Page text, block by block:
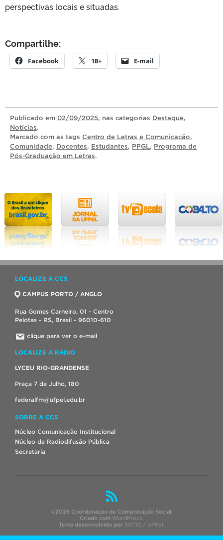
perspectivas locais e situadas.
Compartilhe:
Facebook 18+ E-mail
Publicado em 02/09/2025, nas categorias Destaque,
Notícias.
Marcado com as tags Centro de Letras e Comunicação,
Comunidade, Docentes, Estudantes, PPGL, Programa de
Pós-Graduação em Letras.
LOCALIZE A CCS
CAMPUS PORTO / ANGLO
Rua Gomes Carneiro, 01 - Centro
Pelotas - RS, Brasil - 96010-610
clique para ver o e-mail
LOCALIZE A RÁDIO
LYCEU RIO-GRANDENSE
Praça 7 de Julho, 180
federalfm@ufpel.edu.br
SOBRE A CCS
Núcleo Comunicação Institucional
Núcleo de Radiodifusão Pública
Secretaria
©2026 Coordenação de Comunicação Social.
Criado com WordPress.
Tema desenvolvido por SGTIC / UFPel.